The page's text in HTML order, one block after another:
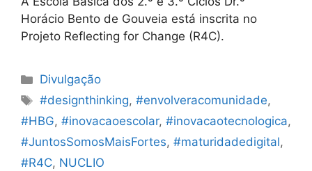
Horácio Bento de Gouveia está inscrita no
Projeto Reflecting for Change (R4C).
Categorias
Divulgação
Etiquetas
#designthinking,#envolveracomunidade,
#HBG, #inovacaoescolar, #inovacaotecnologica,
#JuntosSomosMaisFortes, #maturidadedigital,
#R4C, NUCLIO